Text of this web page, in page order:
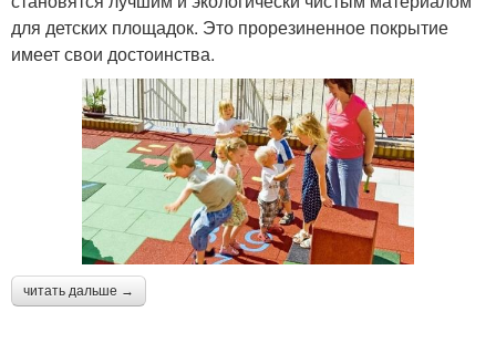
для детских площадок. Это прорезиненное покрытие
имеет свои достоинства.
читать дальше →